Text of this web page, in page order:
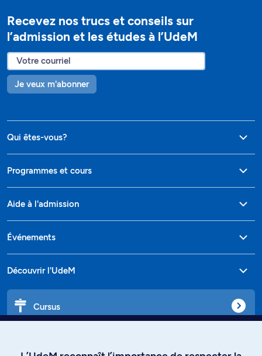
Recevez nos trucs et conseils sur
l’admission et les études à l’UdeM
Je veux m'abonner
Qui êtes-vous?
Programmes et cours
Aide à l'admission
Événements
Découvrir l'UdeM
Cursus